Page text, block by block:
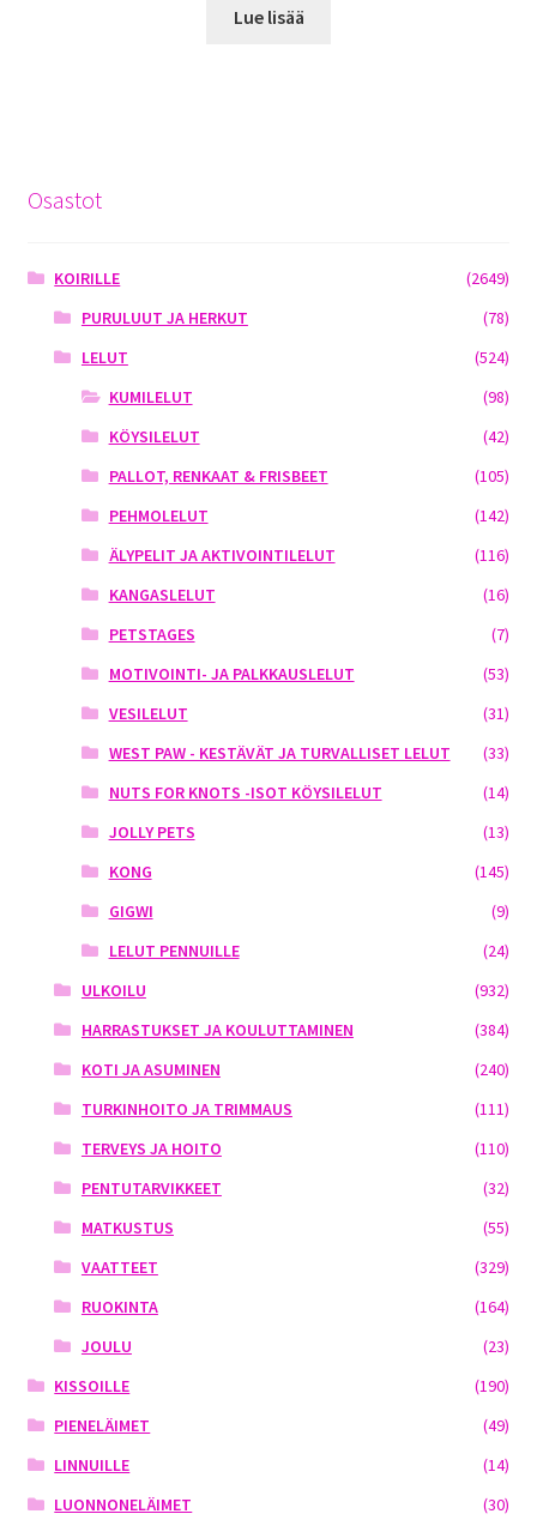
Lue lisää
Osastot
KOIRILLE
(2649)
PURULUUT JA HERKUT
(78)
LELUT
(524)
KUMILELUT
(98)
KÖYSILELUT
(42)
PALLOT, RENKAAT & FRISBEET
(105)
PEHMOLELUT
(142)
ÄLYPELIT JA AKTIVOINTILELUT
(116)
KANGASLELUT
(16)
PETSTAGES
(7)
MOTIVOINTI- JA PALKKAUSLELUT
(53)
VESILELUT
(31)
WEST PAW - KESTÄVÄT JA TURVALLISET LELUT
(33)
NUTS FOR KNOTS -ISOT KÖYSILELUT
(14)
JOLLY PETS
(13)
KONG
(145)
GIGWI
(9)
LELUT PENNUILLE
(24)
ULKOILU
(932)
HARRASTUKSET JA KOULUTTAMINEN
(384)
KOTI JA ASUMINEN
(240)
TURKINHOITO JA TRIMMAUS
(111)
TERVEYS JA HOITO
(110)
PENTUTARVIKKEET
(32)
MATKUSTUS
(55)
VAATTEET
(329)
RUOKINTA
(164)
JOULU
(23)
KISSOILLE
(190)
PIENELÄIMET
(49)
LINNUILLE
(14)
LUONNONELÄIMET
(30)